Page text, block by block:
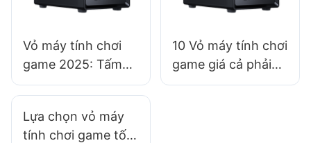
Vỏ máy tính chơi
game 2025: Tấm
kính cường lực có
không?​
10 Vỏ máy tính chơi
game giá cả phải
chăng: Không tốn
Lựa chọn vỏ máy
tính chơi game tốt